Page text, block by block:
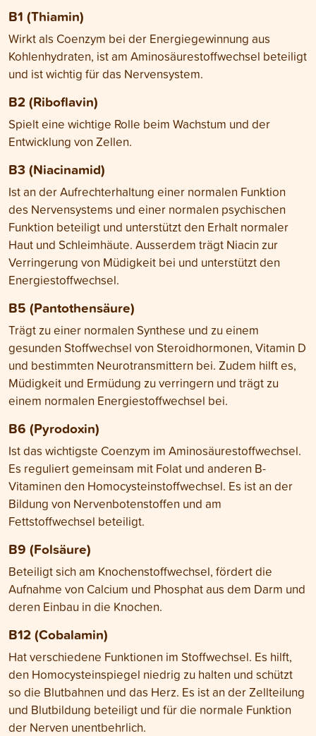
B1 (Thiamin)
Wirkt als Coenzym bei der Energiegewinnung aus
Kohlenhydraten, ist am Aminosäurestoffwechsel beteiligt
und ist wichtig für das Nervensystem.
B2 (Riboflavin)
Spielt eine wichtige Rolle beim Wachstum und der
Entwicklung von Zellen.
B3 (Niacinamid)
Ist an der Aufrechterhaltung einer normalen Funktion
des Nervensystems und einer normalen psychischen
Funktion beteiligt und unterstützt den Erhalt normaler
Haut und Schleimhäute. Ausserdem trägt Niacin zur
Verringerung von Müdigkeit bei und unterstützt den
Energiestoffwechsel.
B5 (Pantothensäure)
Trägt zu einer normalen Synthese und zu einem
gesunden Stoffwechsel von Steroidhormonen, Vitamin D
und bestimmten Neurotransmittern bei. Zudem hilft es,
Müdigkeit und Ermüdung zu verringern und trägt zu
einem normalen Energiestoffwechsel bei.
B6 (Pyrodoxin)
Ist das wichtigste Coenzym im Aminosäurestoffwechsel.
Es reguliert gemeinsam mit Folat und anderen B-
Vitaminen den Homocysteinstoffwechsel. Es ist an der
Bildung von Nervenbotenstoffen und am
Fettstoffwechsel beteiligt.
B9 (Folsäure)
Beteiligt sich am Knochenstoffwechsel, fördert die
Aufnahme von Calcium und Phosphat aus dem Darm und
deren Einbau in die Knochen.
B12 (Cobalamin)
Hat verschiedene Funktionen im Stoffwechsel. Es hilft,
den Homocysteinspiegel niedrig zu halten und schützt
so die Blutbahnen und das Herz. Es ist an der Zellteilung
und Blutbildung beteiligt und für die normale Funktion
der Nerven unentbehrlich.